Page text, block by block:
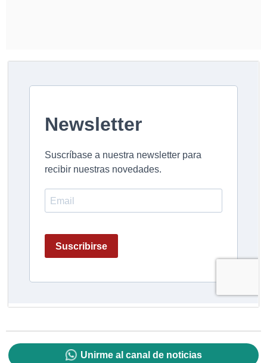
Unirme al canal de noticias